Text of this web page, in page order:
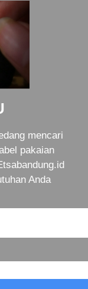
mencari
pakaian
Anda